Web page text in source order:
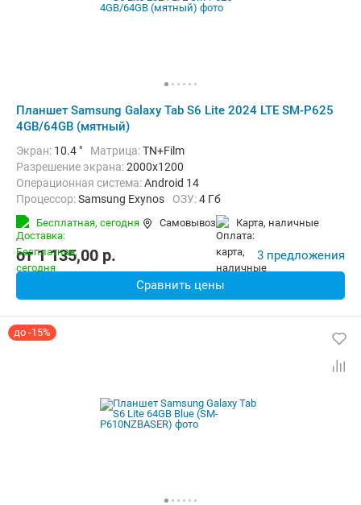
Планшет Samsung Galaxy Tab S6 Lite 2024 LTE SM-P625
4GB/64GB (мятный)
Экран: 10.4 " Матрица:TN+Film
Разрешение экрана:2000x1200
Операционная система:Android 14
Процессор:Samsung Exynos ОЗУ:4 Гб
Встроенная память:
Тыловая камера:
Беспроводная связь:
4G (LTE), Bluetooth, Wi-Fi
Комплектация:
465 г
Бесплатная, сегодня Самовывоз карта, наличные
от1 135,00 p. 3 предложения
Сравнить цены
до -15%